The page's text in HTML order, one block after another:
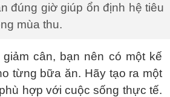
đúng giờ giúp ổn định hệ tiêu
mùa thu.
cân, bạn nên có một kế
từng bữa ăn. Hãy tạo ra một
hợp với cuộc sống thực tế.